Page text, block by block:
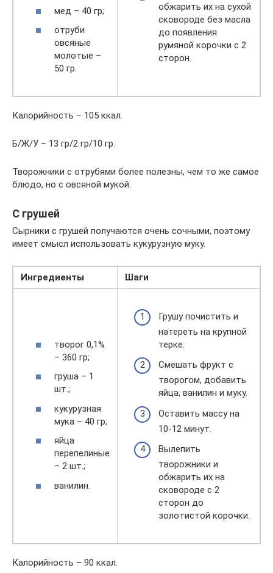
мед – 40 гр;
отруби
овсяные
молотые –
50 гр.
обжарить их на сухой
сковороде без масла
до появления
румяной корочки с 2
сторон.
Калорийность – 105 ккал.
Б/Ж/У – 13 гр/2 гр/10 гр.
Творожники с отрубями более полезны, чем то же самое
блюдо, но с овсяной мукой.
С грушей
Сырники с грушей получаются очень сочными, поэтому
имеет смысл использовать кукурузную муку.
Ингредиенты Шаги
творог 0,1%
– 360 гр;
груша – 1
шт.;
кукурузная
мука – 40 гр;
яйца
перепелиные
– 2 шт.;
ванилин.
Грушу почистить и
натереть на крупной
терке.
Смешать фрукт с
творогом, добавить
яйца, ванилин и муку.
Оставить массу на
10-12 минут.
Вылепить
творожники и
обжарить их на
сковороде с 2
сторон до
золотистой корочки.
Калорийность – 90 ккал.